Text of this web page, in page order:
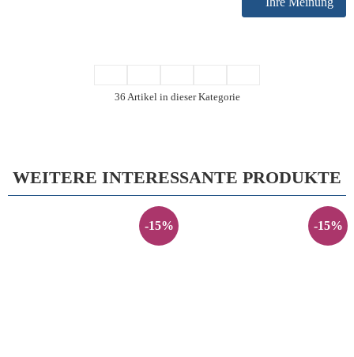
36 Artikel in dieser Kategorie
WEITERE INTERESSANTE PRODUKTE
-15% -15%